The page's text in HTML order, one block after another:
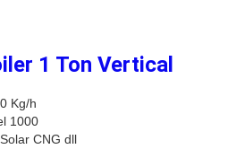
1 Ton Vertical
Kg/h
1000
CNG dll